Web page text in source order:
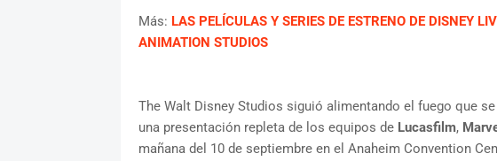
Más: LAS PELÍCULAS Y SERIES DE ESTRENO DE DISNEY
ANIMATION STUDIOS
The Walt Disney Studios siguió alimentando el fuego que
una presentación repleta de los equipos de Lucasfilm,
mañana del 10 de septiembre en el Anaheim Convention